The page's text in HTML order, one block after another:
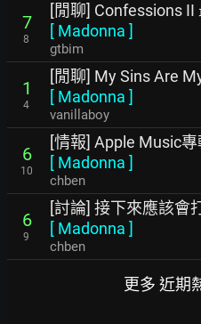
7
8
[閒聊] Confessions II
[ Madonna ]
gtbim
1
4
[閒聊] My Sins Are
[ Madonna ]
vanillaboy
6
10
[情報] Apple Music
[ Madonna ]
chben
6
9
[討論] 接下來應該會
[ Madonna ]
chben
更多 近期